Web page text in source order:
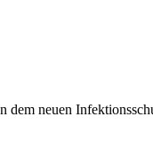
neuen